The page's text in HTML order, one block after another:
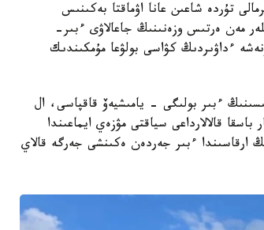
تۇردە شاعىن عانا اۋماقتا بەكىنىس
مەن ەرتىس وزەنىنىڭ جاعالاۋى ءبىر-
ءداۋىردىڭ كۋاسى بولۋعا مۇمكىندىك
ءبىر بولىگى - يامىشيەۆ قاقپاسى، ال
قالالارداعى سياقتى مۋزەي ايماعىندا
ارقاسىندا ءبىر جەردەن ەكىنشى جەرگە قالاي